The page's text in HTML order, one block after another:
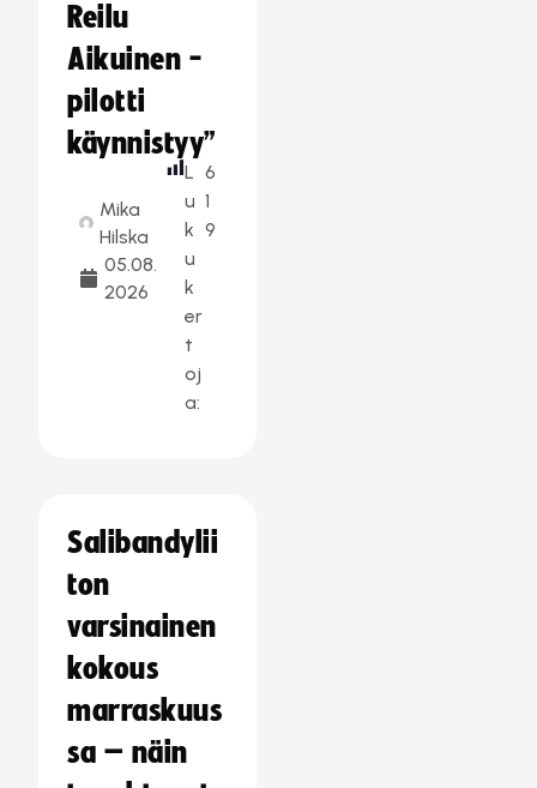
Reilu
Aikuinen -
pilotti
käynnistyy”
Mika
Hilska
05.08.
2026
L
u
k
u
k
er
t
oj
a:
6
1
9
Salibandylii
ton
varsinainen
kokous
marraskuus
sa – näin